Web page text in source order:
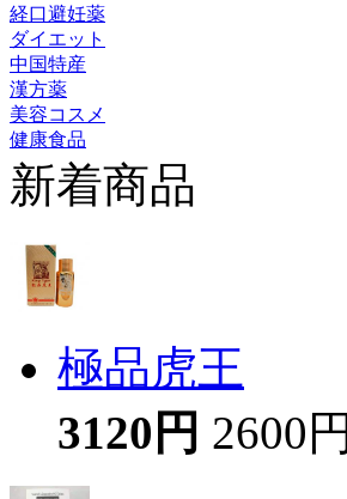
経口避妊薬
ダイエット
中国特産
漢方薬
美容コスメ
健康食品
新着商品
極品虎王
3120円 2600円